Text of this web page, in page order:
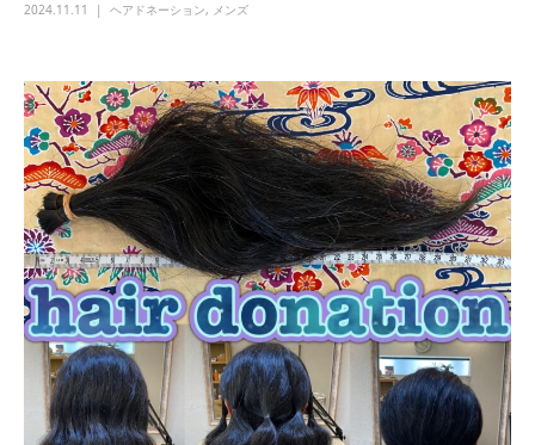
2024.11.11 ヘアドネーション, メンズ